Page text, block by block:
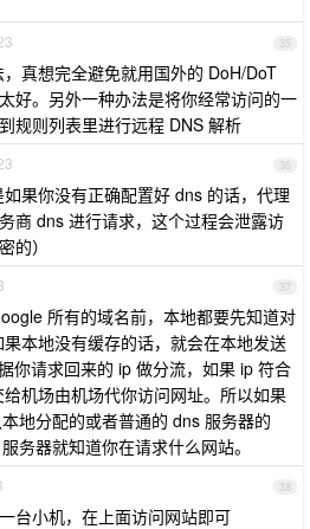
35
真想完全避免就用国外的 DoH/DoT
好。另外一种办法是将你经常访问的一
规则列表里进行远程 DNS 解析
36
果你没有正确配置好 dns 的话，代理
商 dns 进行请求，这个过程会泄露访
的）
37
所有的域名前，本地都要先知道对
本地没有缓存的话，就会在本地发送
你请求回来的 ip 做分流，如果 ip 符合
机场由机场代你访问网址。所以如果
地分配的或者普通的 dns 服务器的
务器就知道你在请求什么网站。
38
台小机，在上面访问网站即可